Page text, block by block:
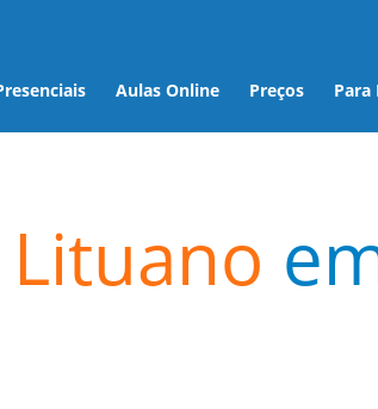
Aulas Online Preços Para